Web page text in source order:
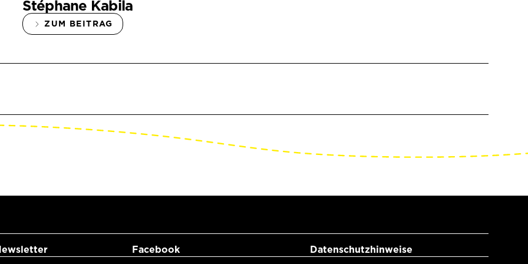
Stéphane Kabila
ZUM BEITRAG
Facebook Datenschutzhinweise